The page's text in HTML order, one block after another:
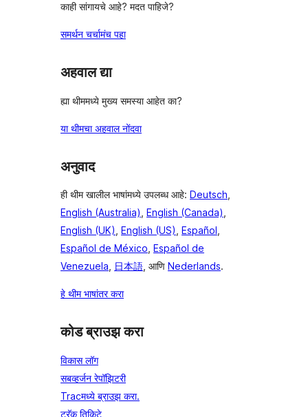
काही सांगायचे आहे? मदत पाहिजे?
समर्थन चर्चामंच पहा
अहवाल द्या
ह्या थीममध्ये मुख्य समस्या आहेत का?
या थीमचा अहवाल नोंदवा
अनुवाद
ही थीम खालील भाषांमध्ये उपलब्ध आहे: Deutsch,
English (Australia), English (Canada),
English (UK), English (US), Español,
Español de México, Español de
Venezuela, 日本語, आणि Nederlands.
हे थीम भाषांतर करा
कोड ब्राउझ करा
विकास लॉग
सबव्हर्जन रेपॉझिटरी
Tracमध्ये ब्राउझ करा.
ट्रॅक तिकिटे